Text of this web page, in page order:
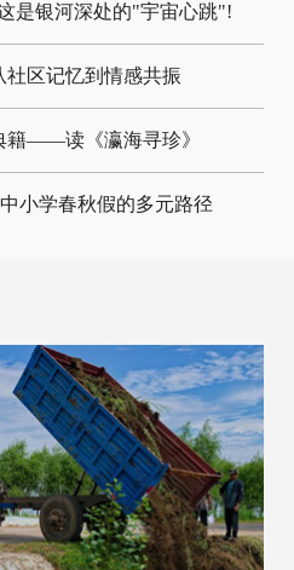
是银河深处的"宇宙心跳"!
社区记忆到情感共振
籍——读《瀛海寻珍》
小学春秋假的多元路径